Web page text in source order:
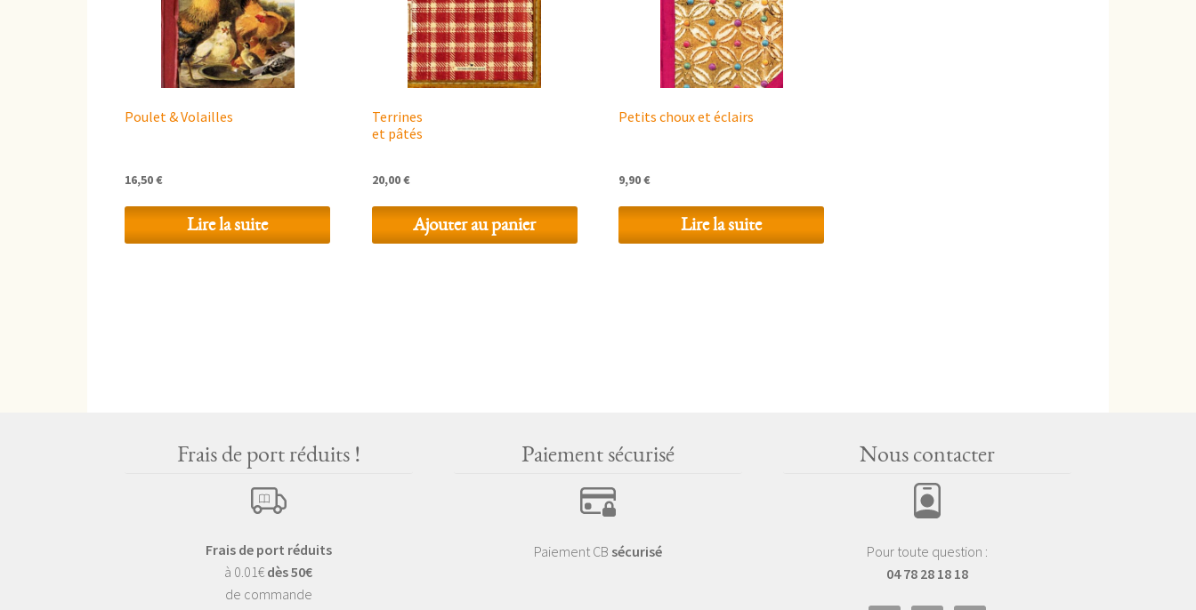
Poulet & Volailles
16,50€
Lire la suite
Terrines
et pâtés
20,00€
Ajouter au panier
Petits choux et éclairs
9,90€
Lire la suite
Frais de port réduits !
Frais de port réduits
à 0.01€ dès 50€
de commande
Paiement sécurisé
Paiement CB sécurisé
Nous contacter
Pour toute question :
04 78 28 18 18